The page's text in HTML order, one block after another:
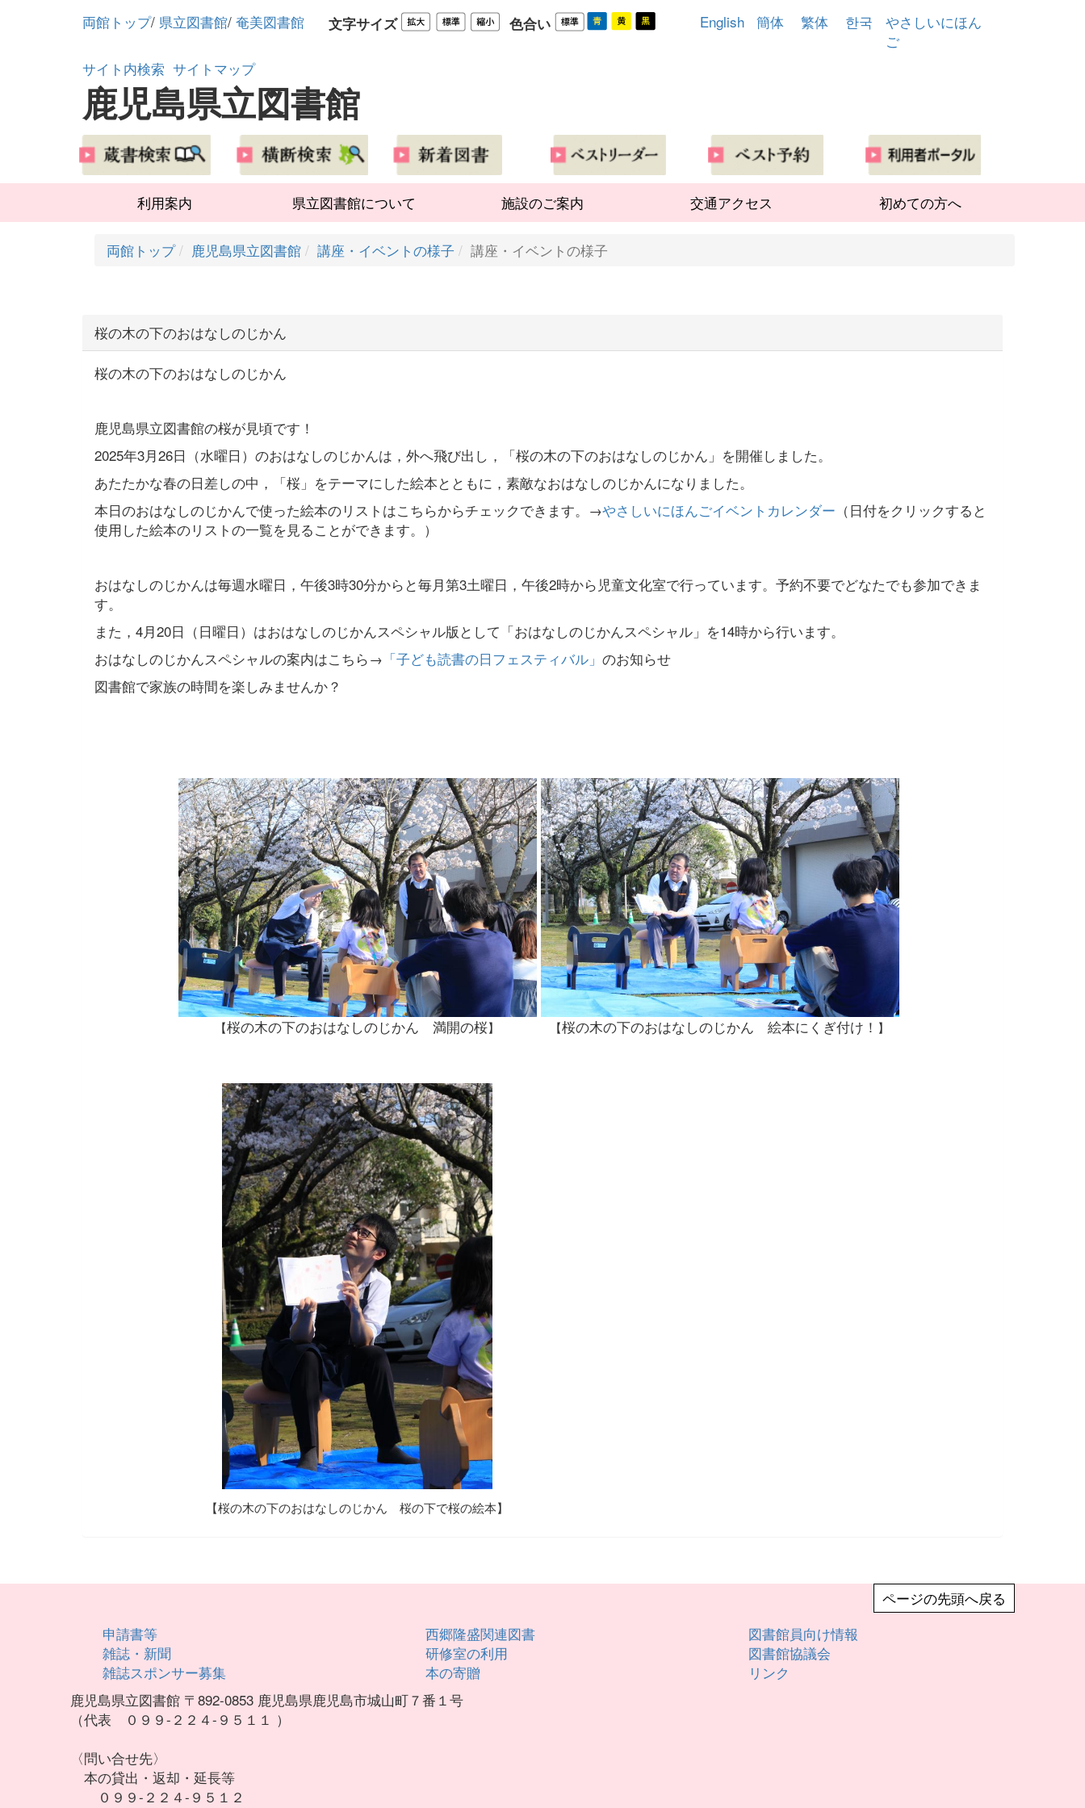
両館トップ/ 県立図書館/ 奄美図書館 文字サイズ 色合い English 簡体 繁体 한국
やさしいにほん
ご
サイト内検索 サイトマップ
鹿児島県立図書館
利用案内 県立図書館について 施設のご案内 交通アクセス 初めての方へ
両館トップ 鹿児島県立図書館 講座・イベントの様子 講座・イベントの様子
桜の木の下のおはなしのじかん
桜の木の下のおはなしのじかん
鹿児島県立図書館の桜が見頃です！
2025年3月26日（水曜日）のおはなしのじかんは，外へ飛び出し，「桜の木の下のおはなしのじかん」を開催しました。
あたたかな春の日差しの中，「桜」をテーマにした絵本とともに，素敵なおはなしのじかんになりました。
本日のおはなしのじかんで使った絵本のリストはこちらからチェックできます。→やさしいにほんごイベントカレンダー （日付をクリックすると
使用した絵本のリストの一覧を見ることができます。）
おはなしのじかんは毎週水曜日，午後3時30分からと毎月第3土曜日，午後2時から児童文化室で行っています。予約不要でどなたでも参加できま
す。
また，4月20日（日曜日）はおはなしのじかんスペシャル版として「おはなしのじかんスペシャル」を14時から行います。
おはなしのじかんスペシャルの案内はこちら→ 「子ども読書の日フェスティバル」 のお知らせ
図書館で家族の時間を楽しみませんか？
【桜の木の下のおはなしのじかん 満開の桜】 【桜の木の下のおはなしのじかん 絵本にくぎ付け！ 】
【桜の木の下のおはなしのじかん 桜の下で桜の絵本】
ページの先頭へ戻る
申請書等
雑誌・新聞
雑誌スポンサー募集
西郷隆盛関連図書
研修室の利用
本の寄贈
図書館員向け情報
図書館協議会
リンク
鹿児島県立図書館 〒892-0853 鹿児島県鹿児島市城山町７番１号
（代表 ０９９-２２４-９５１１ ）
〈問い合せ先〉
本の貸出・返却・延長等
０９９-２２４-９５１２